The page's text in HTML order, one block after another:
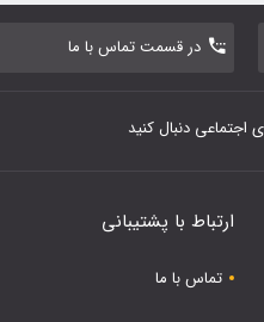
در قسمت تماس با ما
اجتماعی دنبال کنید
ارتباط با پشتیبانی
تماس با ما